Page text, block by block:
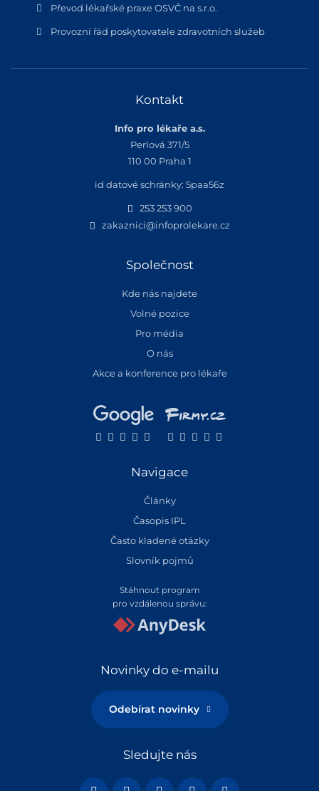
Převod lékařské praxe OSVČ na s.r.o.
Provozní řád poskytovatele zdravotních služeb
Kontakt
Info pro lékaře a.s.
Perlová 371/5
110 00 Praha 1
id datové schránky: 5paa56z
253 253 900
zakaznici@infoprolekare.cz
Společnost
Kde nás najdete
Volné pozice
Pro média
O nás
Akce a konference pro lékaře
Navigace
Články
Časopis IPL
Často kladené otázky
Slovník pojmů
Stáhnout program
pro vzdálenou správu:
Novinky do e-mailu
Odebírat novinky
Sledujte nás